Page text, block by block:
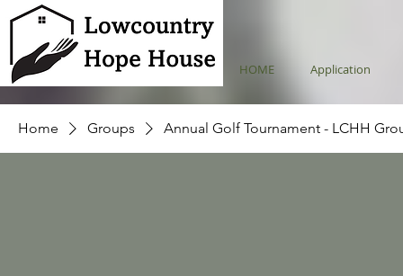
HOME Application
Home Groups Annual Golf Tournament - LCHH